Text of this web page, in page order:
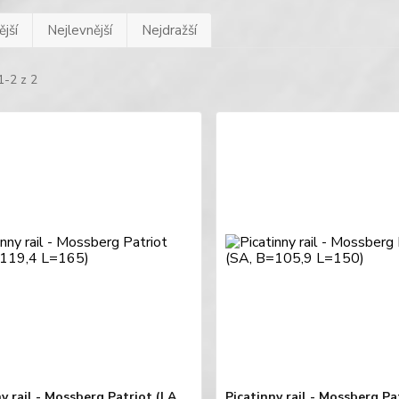
Nejlevnější Nejdražší
2 z 2